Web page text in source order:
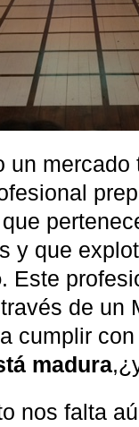
un
y que
. Este
de un
cumplir
madura
nos falta